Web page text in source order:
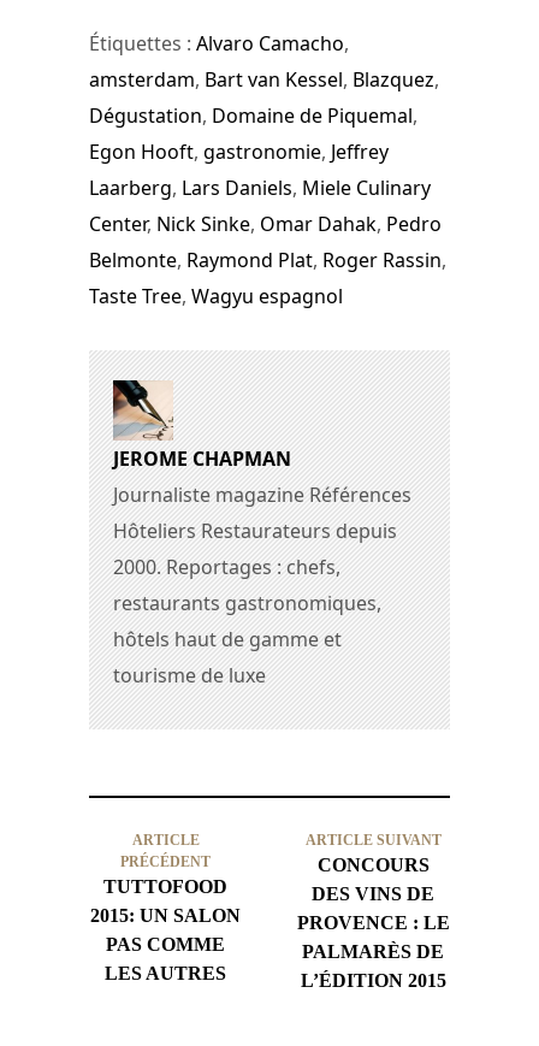
Étiquettes : Alvaro Camacho,
amsterdam, Bart van Kessel, Blazquez,
Dégustation, Domaine de Piquemal,
Egon Hooft, gastronomie, Jeffrey
Laarberg, Lars Daniels, Miele Culinary
Center, Nick Sinke, Omar Dahak, Pedro
Belmonte, Raymond Plat, Roger Rassin,
Taste Tree, Wagyu espagnol
JEROME CHAPMAN
Journaliste magazine Références
Hôteliers Restaurateurs depuis
2000. Reportages : chefs,
restaurants gastronomiques,
hôtels haut de gamme et
tourisme de luxe
ARTICLE
PRÉCÉDENT
TUTTOFOOD
2015: UN SALON
PAS COMME
LES AUTRES
ARTICLE SUIVANT
CONCOURS
DES VINS DE
PROVENCE : LE
PALMARÈS DE
L’ÉDITION 2015